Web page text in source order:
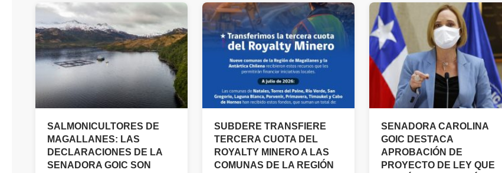
SALMONICULTORES DE
MAGALLANES: LAS
DECLARACIONES DE LA
SENADORA GOIC SON
SUBDERE TRANSFIERE
TERCERA CUOTA DEL
ROYALTY MINERO A LAS
COMUNAS DE LA REGIÓN
SENADORA CAROLINA
GOIC DESTACA
APROBACIÓN DE
PROYECTO DE LEY QUE